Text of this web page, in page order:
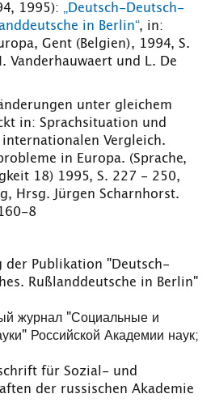
1995): „Deutsch-Deutsch-
in Berlin“, in:
Gent (Belgien), 1994, S.
Vanderhauwaert und L. De
unter gleichem
in: Sprachsituation und
Vergleich.
in Europa. (Sprache,
18) 1995, S. 227 - 250,
Hrsg. Jürgen Scharnhorst.
8
Publikation "Deutsch-
Rußlanddeutsche in Berlin"
журнал "Социальные и
Российской Академии наук;
für Sozial- und
der russischen Akademie